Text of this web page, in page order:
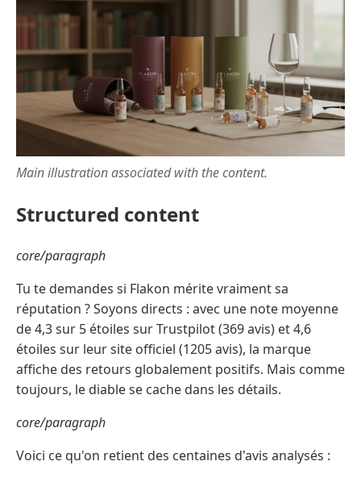
Main illustration associated with the content.
Structured content
core/paragraph
Tu te demandes si Flakon mérite vraiment sa
réputation ? Soyons directs : avec une note moyenne
de 4,3 sur 5 étoiles sur Trustpilot (369 avis) et 4,6
étoiles sur leur site officiel (1205 avis), la marque
affiche des retours globalement positifs. Mais comme
toujours, le diable se cache dans les détails.
core/paragraph
Voici ce qu'on retient des centaines d'avis analysés :